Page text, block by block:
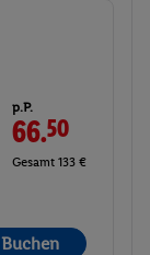
p.P.
66.50
Gesamt 133 €
Buchen